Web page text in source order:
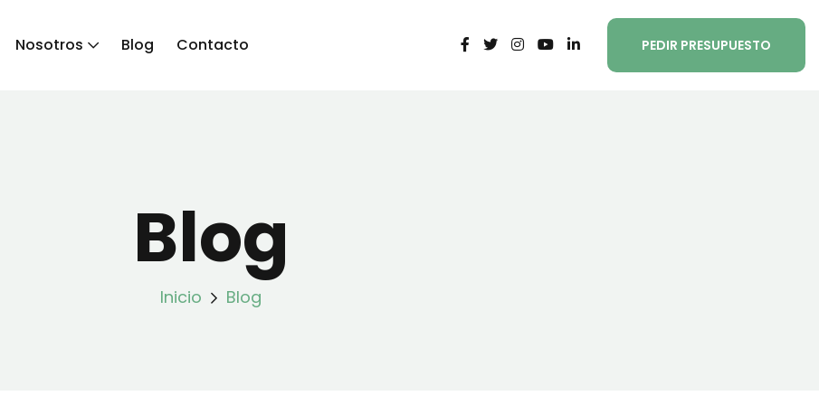
Nosotros Blog Contacto PEDIR PRESUPUESTO
Blog
Inicio Blog